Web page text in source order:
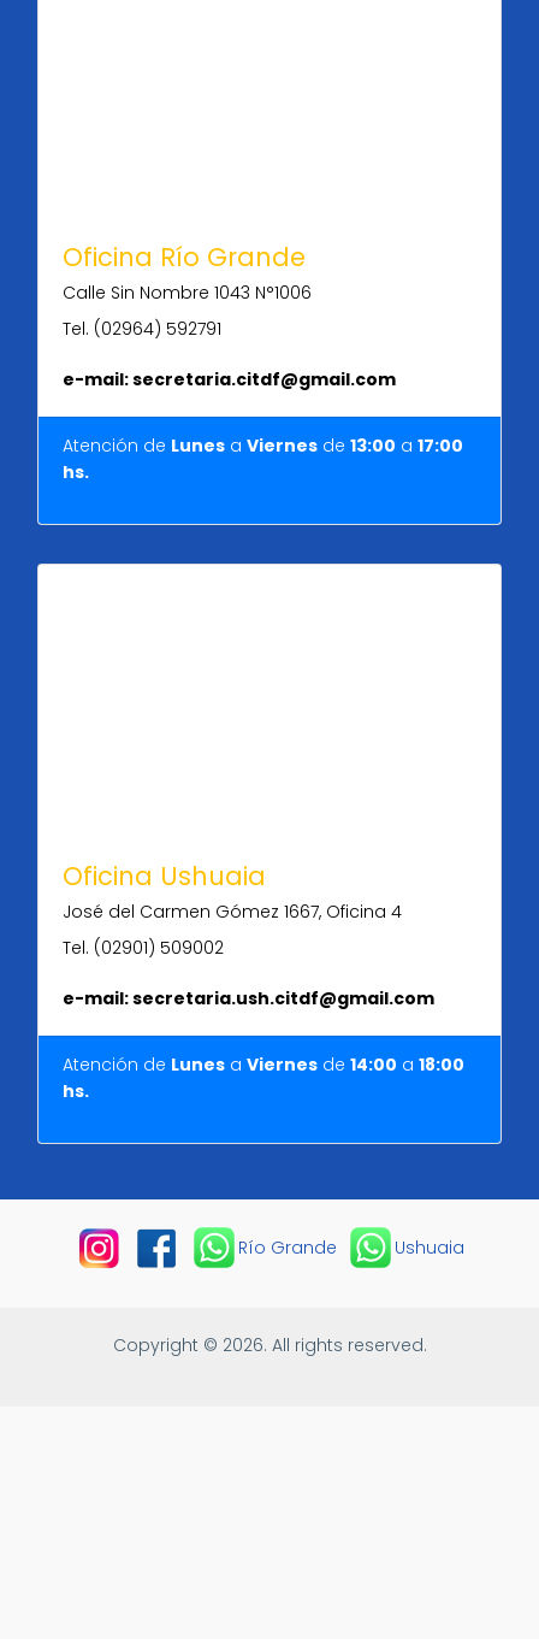
Oficina Río Grande
Calle Sin Nombre 1043 N°1006
Tel. (02964) 592791
e-mail: secretaria.citdf@gmail.com
Atención de Lunes a Viernes de 13:00 a 17:00
hs.
Oficina Ushuaia
José del Carmen Gómez 1667, Oficina 4
Tel. (02901) 509002
e-mail: secretaria.ush.citdf@gmail.com
Atención de Lunes a Viernes de 14:00 a 18:00
hs.
Río Grande Ushuaia
Copyright © 2026. All rights reserved.